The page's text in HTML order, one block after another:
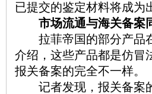
已提交的鉴定材料将成为
市场流通与海关备案
拉菲帝国的部分产品在
介绍，这些产品都是仿冒
报关备案的完全不一样。
记者发现，报关备案的